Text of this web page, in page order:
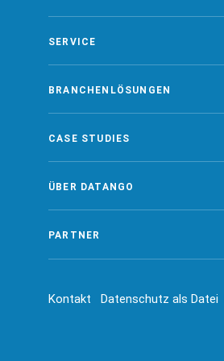
SERVICE
BRANCHENLÖSUNGEN
CASE STUDIES
ÜBER DATANGO
PARTNER
Kontakt Datenschutz als Datei